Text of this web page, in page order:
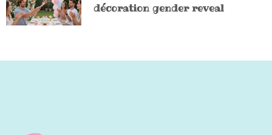
décoration gender reveal